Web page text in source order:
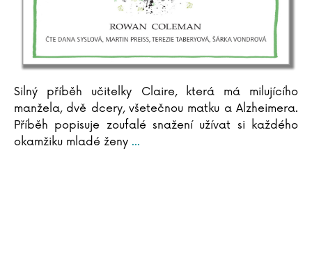
Peter Swanson
Dana Syslová
Jan Szymik
Silný příběh učitelky Claire, která má milujícího
manžela, dvě dcery, všetečnou matku a Alzheimera.
Příběh popisuje zoufalé snažení užívat si každého
okamžiku mladé ženy ...